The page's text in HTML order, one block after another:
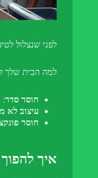
לפני שנצלול
למה הבית שלך
חוסר סדר:
עיצוב לא
חוסר
איך